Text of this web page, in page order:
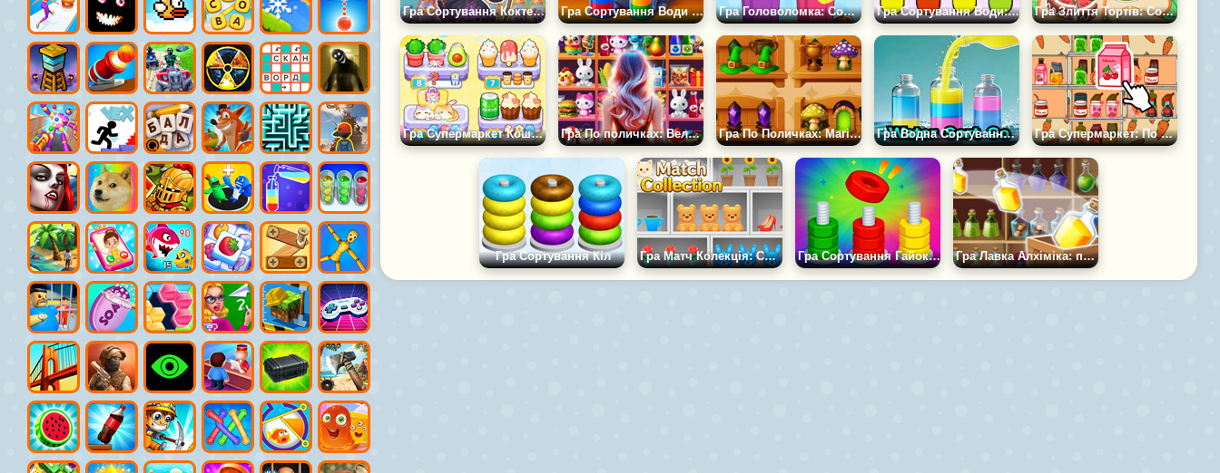
Гра Сортування Коктейлів Гра Сортування Води - Колекції Гра Головоломка: Сортування води в колбах Гра Сортування Води: Класична Головоломка 2 Гра Злиття Тортів: Сортування
Гра Супермаркет Кошенят: Зістав і Видали Гра По поличках: Велике сортування предметів Гра По Поличках: Магічне Сортування Предметів Гра Водна Сортування Го Гра Супермаркет: По Поличках
Гра Сортування Кіл Гра Матч Колекція: Сортування Гра Сортування Гайок: Будуй Місто Гра Лавка Алхіміка: по Поличках